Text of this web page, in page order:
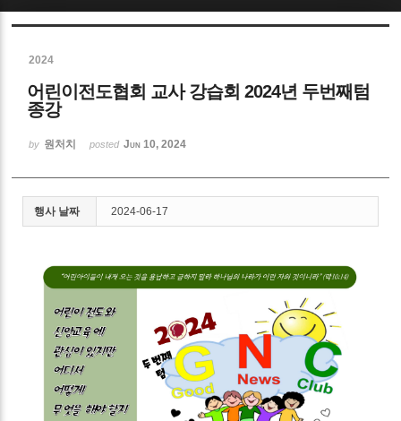
2024
어린이전도협회 교사 강습회 2024년 두번째텀
종강
by 원처치 posted Jun 10, 2024
행사 날짜 2024-06-17
Sketchbook5, 스케치북5
Sketchbook5, 스케치북5